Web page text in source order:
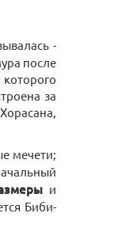
-
после
за
мечети;
и
Биби-